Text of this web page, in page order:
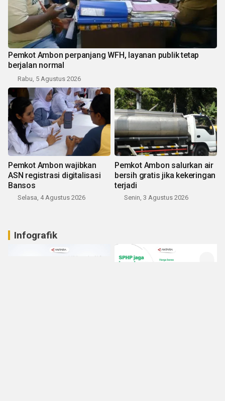
Pemkot Ambon perpanjang WFH, layanan publik tetap
berjalan normal
Rabu, 5 Agustus 2026
Pemkot Ambon wajibkan
ASN registrasi digitalisasi
Bansos
Selasa, 4 Agustus 2026
Pemkot Ambon salurkan air
bersih gratis jika kekeringan
terjadi
Senin, 3 Agustus 2026
Infografik